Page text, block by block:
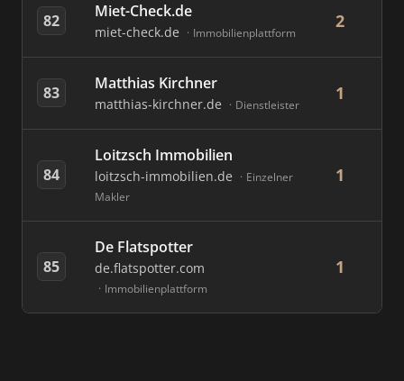
82 Miet-Check.de
miet-check.de Immobilienplattform
2
83 Matthias Kirchner
matthias-kirchner.de Dienstleister
1
84
Loitzsch Immobilien
loitzsch-immobilien.de
Einzelner
Makler
1
85
De Flatspotter
de.flatspotter.com
Immobilienplattform
1